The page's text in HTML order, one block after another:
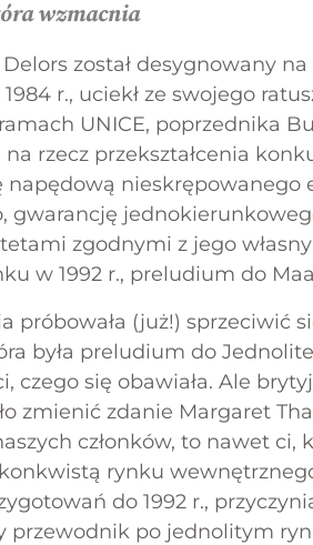
członków AJM
dla
wzmacnia
został desygnowany
r., uciekł ze swojego
UNICE, poprzednika
na rzecz przekształcenia
napędową nieskrępowanego
gwarancję
zgodnymi z jego
w 1992 r., preludium do
próbowała (już!) sprzeciwić
była preludium do
czego się obawiała. Ale
zmienić zdanie Margaret
członków, to nawet ci,
rynku
do 1992 r.,
przewodnik po jednolitym